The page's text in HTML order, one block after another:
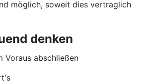
möglich, soweit dies vertraglich
denken
Voraus abschließen